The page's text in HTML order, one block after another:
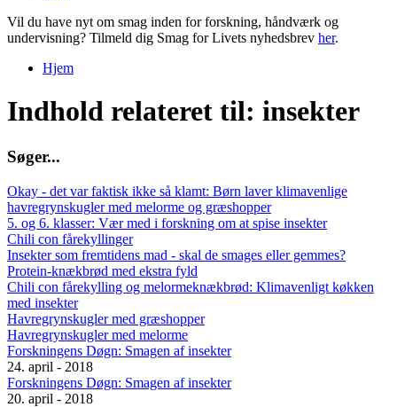
Vil du have nyt om smag inden for forskning, håndværk og
undervisning? Tilmeld dig Smag for Livets nyhedsbrev her.
Hjem
Indhold relateret til: insekter
Søger...
Okay - det var faktisk ikke så klamt: Børn laver klimavenlige
havregrynskugler med melorme og græshopper
5. og 6. klasser: Vær med i forskning om at spise insekter
Chili con fårekyllinger
Insekter som fremtidens mad - skal de smages eller gemmes?
Protein-knækbrød med ekstra fyld
Chili con fårekylling og melormeknækbrød: Klimavenligt køkken
med insekter
Havregrynskugler med græshopper
Havregrynskugler med melorme
Forskningens Døgn: Smagen af insekter
24. april - 2018
Forskningens Døgn: Smagen af insekter
20. april - 2018